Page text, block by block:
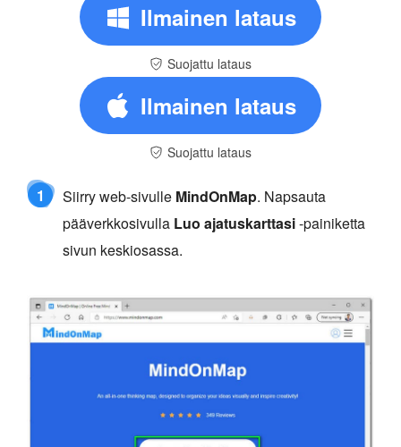
Ilmainen lataus
Suojattu lataus
Ilmainen lataus
Suojattu lataus
1 Siirry web-sivulle MindOnMap. Napsauta
pääverkkosivulla Luo ajatuskarttasi-painiketta
sivun keskiosassa.